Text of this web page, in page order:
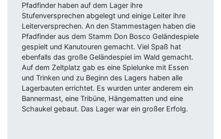
Pfadfinder haben auf dem Lager ihre
Stufenversprechen abgelegt und einige Leiter ihre
Leiterversprechen. An den Stammestagen haben die
Pfadfinder aus dem Stamm Don Bosco Geländespiele
gespielt und Kanutouren gemacht. Viel Spaß hat
ebenfalls das große Geländespiel im Wald gemacht.
Auf dem Zeltplatz gab es eine Spielunke mit Essen
und Trinken und zu Beginn des Lagers haben alle
Lagerbauten errichtet. Es wurden unter anderem ein
Bannermast, eine Tribüne, Hängematten und eine
Schaukel gebaut. Das Lager war ein großer Erfolg.